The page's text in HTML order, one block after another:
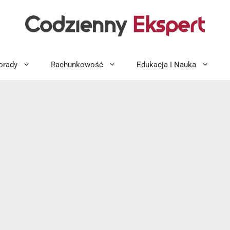
Rachunkowość Edukacja I Nauka